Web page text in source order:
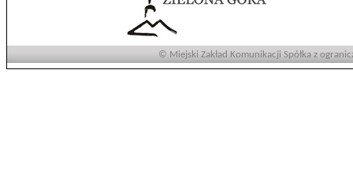
© Miejski Zakład Komunikacji Spółka z